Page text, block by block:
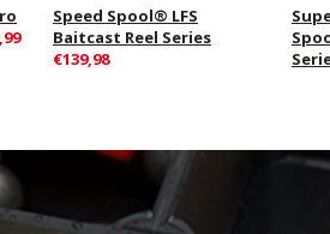
Speed Spool® LFS
Baitcast Reel Series
€139,98